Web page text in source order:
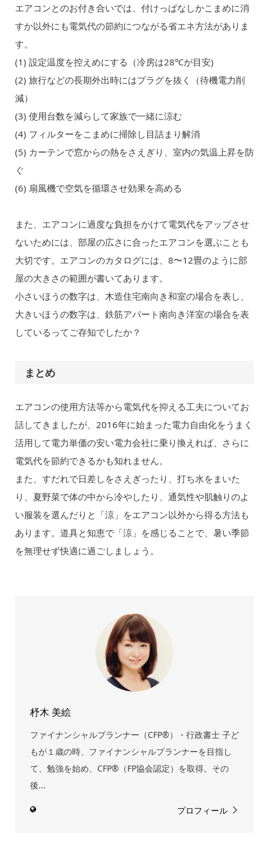
エアコンとのお付き合いでは、付けっぱなしかこまめに消
すか以外にも電気代の節約につながる省エネ方法がありま
す。
(1) 設定温度を控えめにする（冷房は28℃が目安)
(2) 旅行などの長期外出時にはプラグを抜く（待機電力削
減）
(3) 使用台数を減らして家族で一緒に涼む
(4) フィルターをこまめに掃除し目詰まり解消
(5) カーテンで窓からの熱をさえぎり、室内の気温上昇を防
ぐ
(6) 扇風機で空気を循環させ効果を高める
また、エアコンに過度な負担をかけて電気代をアップさせ
ないためには、部屋の広さに合ったエアコンを選ぶことも
大切です。エアコンのカタログには、8〜12畳のように部
屋の大きさの範囲が書いてあります。
小さいほうの数字は、木造住宅南向き和室の場合を表し、
大きいほうの数字は、鉄筋アパート南向き洋室の場合を表
しているってご存知でしたか？
まとめ
エアコンの使用方法等から電気代を抑える工夫についてお
話してきましたが、2016年に始まった電力自由化をうまく
活用して電力単価の安い電力会社に乗り換えれば、さらに
電気代を節約できるかも知れません。
また、すだれで日差しをさえぎったり、打ち水をまいた
り、夏野菜で体の中から冷やしたり、通気性や肌触りのよ
い服装を選んだりと「涼」をエアコン以外から得る方法も
あります。道具と知恵で「涼」を感じることで、暑い季節
を無理せず快適に過ごしましょう。
杼木 美絵
ファイナンシャルプランナー（CFP®）・行政書士 子ど
もが１歳の時、ファイナンシャルプランナーを目指し
て、勉強を始め、CFP®（FP協会認定）を取得。その
後...
プロフィール